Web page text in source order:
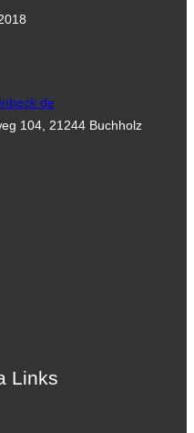
104, 21244 Buchholz
Links